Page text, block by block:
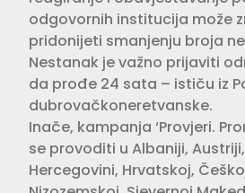
odgovornih institucija može
pridonijeti smanjenju broja
Nestanak je važno prijaviti
da prođe 24 sata – ističu iz
dubrovačkoneretvanske.
Inače, kampanja ‘Provjeri.
se provoditi u Albaniji,
Hercegovini, Hrvatskoj,